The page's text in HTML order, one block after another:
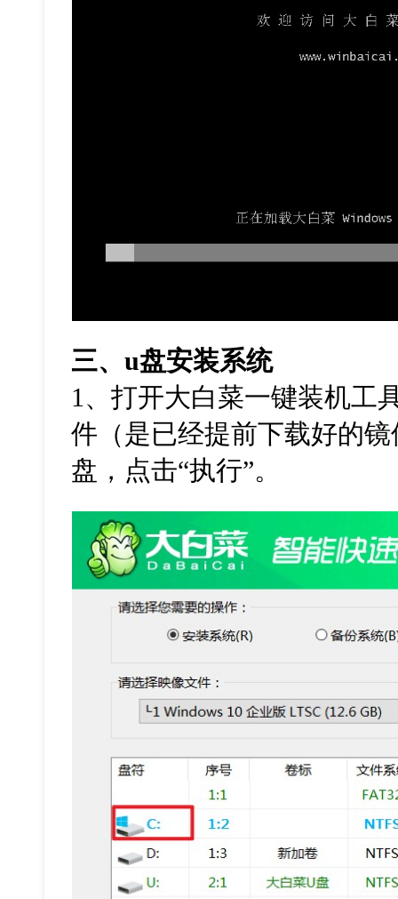
三、u盘安装系统
1 、打开大白菜一键装机工
件（是已经提前下载好的
盘，点击“执行”。